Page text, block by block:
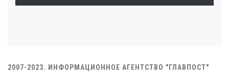
2007-2023. ИНФОРМАЦИОННОЕ АГЕНТСТВО "ГЛАВПОСТ"